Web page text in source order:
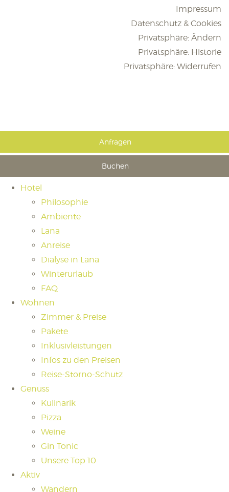
Impressum
Datenschutz & Cookies
Privatsphäre: Ändern
Privatsphäre: Historie
Privatsphäre: Widerrufen
Anfragen
Buchen
Hotel
Philosophie
Ambiente
Lana
Anreise
Dialyse in Lana
Winterurlaub
FAQ
Wohnen
Zimmer & Preise
Pakete
Inklusivleistungen
Infos zu den Preisen
Reise-Storno-Schutz
Genuss
Kulinarik
Pizza
Weine
Gin Tonic
Unsere Top 10
Aktiv
Wandern